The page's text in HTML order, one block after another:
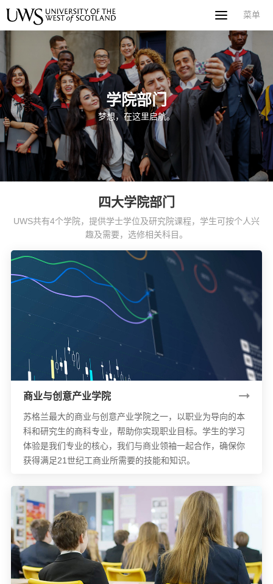
菜单
菜单
简体中文
关于西苏格兰大学
学院部门
梦想，在这里启航。
四大学院部门
UWS共有4个学院，提供学士学位及研究院课程，学生可按个人兴
趣及需要，选修相关科目。
商业与创意产业学院
苏格兰最大的商业与创意产业学院之一，以职业为导向的本
科和研究生的商科专业，帮助你实现职业目标。学生的学习
体验是我们专业的核心，我们与商业领袖一起合作，确保你
获得满足21世纪工商业所需要的技能和知识。